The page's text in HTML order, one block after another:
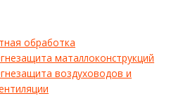
обработка
маталлоконструкций
воздуховодов и